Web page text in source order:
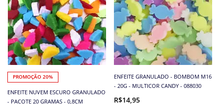
PROMOÇÃO 20%
ENFEITE NUVEM ESCURO GRANULADO
- PACOTE 20 GRAMAS - 0,8CM
ENFEITE GRANULADO - BOMBOM M16
- 20G - MULTICOR CANDY - 088030
R$14,95